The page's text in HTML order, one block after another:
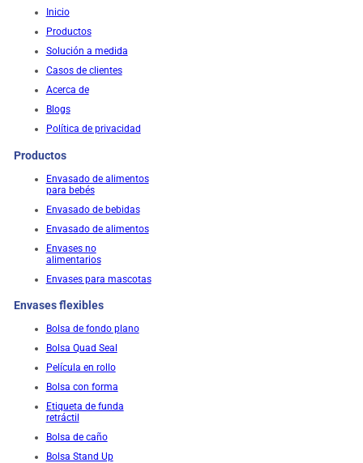
Inicio
Productos
Solución a medida
Casos de clientes
Acerca de
Blogs
Política de privacidad
Productos
Envasado de alimentos
para bebés
Envasado de bebidas
Envasado de alimentos
Envases no
alimentarios
Envases para mascotas
Envases flexibles
Bolsa de fondo plano
Bolsa Quad Seal
Película en rollo
Bolsa con forma
Etiqueta de funda
retráctil
Bolsa de caño
Bolsa Stand Up